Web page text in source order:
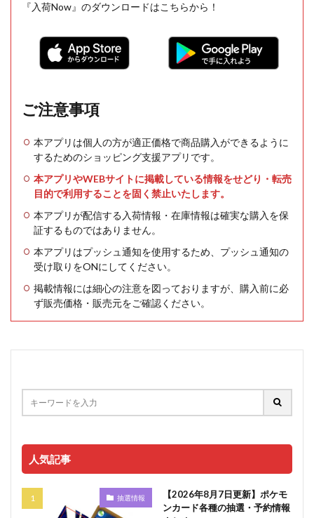
『入荷Now』のダウンロードはこちらから！
ご注意事項
本アプリは個人の方が適正価格で商品購入ができるように
するためのショッピング支援アプリです。
本アプリやWEBサイトに掲載している情報をせどり・転売
目的で利用することを固く禁止いたします。
本アプリが配信する入荷情報・在庫情報は確実な購入を保
証するものではありません。
本アプリはプッシュ通知を使用するため、プッシュ通知の
受け取りをONにしてください。
掲載情報には細心の注意を図っておりますが、購入前に必
ず販売価格・販売元をご確認ください。
人気記事
抽選情報
【2026年8月7日更新】ポケモ
ンカード各種の抽選・予約情報